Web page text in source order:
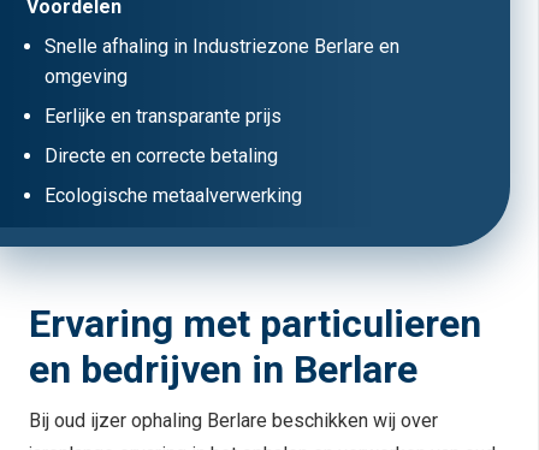
Voordelen
Snelle afhaling in Industriezone Berlare en
omgeving
Eerlijke en transparante prijs
Directe en correcte betaling
Ecologische metaalverwerking
Ervaring met particulieren
en bedrijven in Berlare
Bij oud ijzer ophaling Berlare beschikken wij over